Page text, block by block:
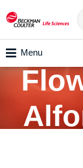
Menu